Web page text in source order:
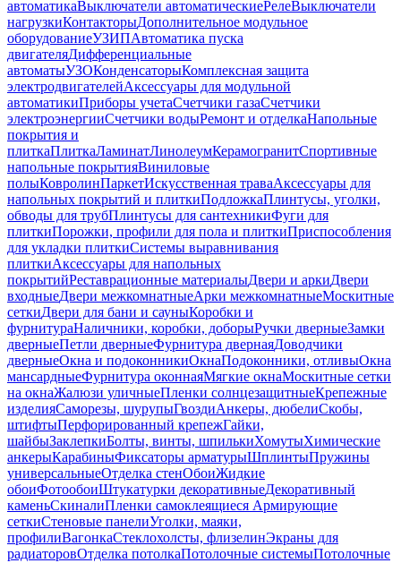
автоматикаВыключатели автоматическиеРелеВыключатели
нагрузкиКонтакторыДополнительное модульное
оборудованиеУЗИПАвтоматика пуска
двигателяДифференциальные
автоматыУЗОКонденсаторыКомплексная защита
электродвигателейАксессуары для модульной
автоматикиПриборы учетаСчетчики газаСчетчики
электроэнергииСчетчики водыРемонт и отделкаНапольные
покрытия и
плиткаПлиткаЛаминатЛинолеумКерамогранитСпортивные
напольные покрытияВиниловые
полыКовролинПаркетИскусственная траваАксессуары для
напольных покрытий и плиткиПодложкаПлинтусы, уголки,
обводы для трубПлинтусы для сантехникиФуги для
плиткиПорожки, профили для пола и плиткиПриспособления
для укладки плиткиСистемы выравнивания
плиткиАксессуары для напольных
покрытийРеставрационные материалыДвери и аркиДвери
входныеДвери межкомнатныеАрки межкомнатныеМоскитные
сеткиДвери для бани и сауныКоробки и
фурнитураНаличники, коробки, доборыРучки дверныеЗамки
дверныеПетли дверныеФурнитура двернаяДоводчики
дверныеОкна и подоконникиОкнаПодоконники, отливыОкна
мансардныеФурнитура оконнаяМягкие окнаМоскитные сетки
на окнаЖалюзи уличныеПленки солнцезащитныеКрепежные
изделияСаморезы, шурупыГвоздиАнкеры, дюбелиСкобы,
штифтыПерфорированный крепежГайки,
шайбыЗаклепкиБолты, винты, шпилькиХомутыХимические
анкерыКарабиныФиксаторы арматурыШплинтыПружины
универсальныеОтделка стенОбоиЖидкие
обоиФотообоиШтукатурки декоративныеДекоративный
каменьСкиналиПленки самоклеящиеся Армирующие
сеткиСтеновые панелиУголки, маяки,
профилиВагонкаСтеклохолсты, флизелинЭкраны для
радиаторовОтделка потолкаПотолочные системыПотолочные